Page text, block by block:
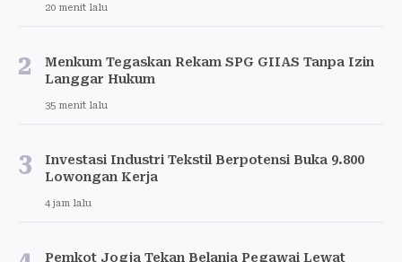
20 menit lalu
2
Menkum Tegaskan Rekam SPG GIIAS Tanpa Izin
Langgar Hukum
35 menit lalu
3
Investasi Industri Tekstil Berpotensi Buka 9.800
Lowongan Kerja
4 jam lalu
Pemkot Jogja Tekan Belanja Pegawai Lewat